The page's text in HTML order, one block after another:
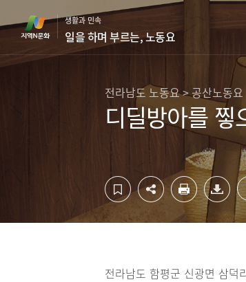
텐
영
단
역
생활과 민속
일을 하며 부르는, 노동요
전라남도 노동요 > 공산노동요
디딜방아를 찧
전라남도 함평군 신광면 삼덕